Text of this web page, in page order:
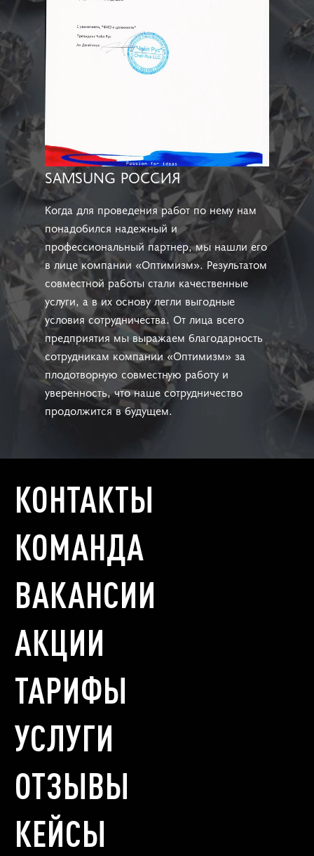
SAMSUNG РОССИЯ
Когда для проведения работ по нему нам
понадобился надежный и
профессиональный партнер, мы нашли его
в лице компании «Оптимизм». Результатом
совместной работы стали качественные
услуги, а в их основу легли выгодные
условия сотрудничества. От лица всего
предприятия мы выражаем благодарность
сотрудникам компании «Оптимизм» за
плодотворную совместную работу и
уверенность, что наше сотрудничество
продолжится в будущем.
КОНТАКТЫ
КОМАНДА
ВАКАНСИИ
АКЦИИ
ТАРИФЫ
УСЛУГИ
ОТЗЫВЫ
КЕЙСЫ